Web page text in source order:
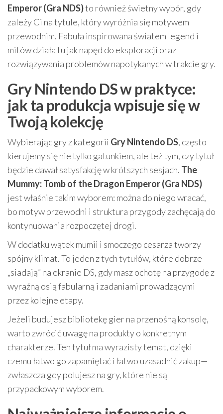
Emperor (Gra NDS)to również świetny wybór, gdy
zależy Ci na tytule, który wyróżnia się motywem
przewodnim. Fabuła inspirowana światem legend i
mitów działa tu jak napęd do eksploracji oraz
rozwiązywania problemów napotykanych w trakcie gry.
Gry Nintendo DS w praktyce:
jak ta produkcja wpisuje się w
Twoją kolekcję
Wybierając gry z kategorii Gry Nintendo DS, często
kierujemy się nie tylko gatunkiem, ale też tym, czy tytuł
będzie dawał satysfakcję w krótszych sesjach. The
Mummy: Tomb of the Dragon Emperor (Gra NDS)
jest właśnie takim wyborem: można do niego wracać,
bo motyw przewodni i struktura przygody zachęcają do
kontynuowania rozpoczętej drogi.
W dodatku wątek mumii i smoczego cesarza tworzy
spójny klimat. To jeden z tych tytułów, które dobrze
„siadają” na ekranie DS, gdy masz ochotę na przygodę z
wyraźną osią fabularną i zadaniami prowadzącymi
przez kolejne etapy.
Jeżeli budujesz bibliotekę gier na przenośną konsolę,
warto zwrócić uwagę na produkty o konkretnym
charakterze. Ten tytuł ma wyrazisty temat, dzięki
czemu łatwo go zapamiętać i łatwo uzasadnić zakup—
zwłaszcza gdy polujesz na gry, które nie są
przypadkowym wyborem.